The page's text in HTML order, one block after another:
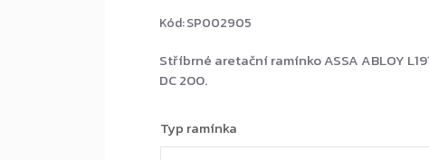
Kód:SP002905
Typ ramínka
Stříbrné aretační ramínko ASSA ABLOY
DC 200.